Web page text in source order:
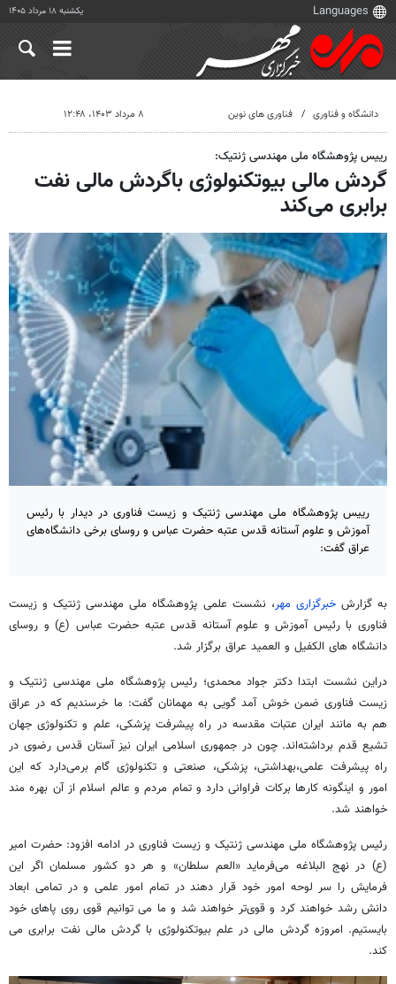
یکشنبه ۱۸ مرداد ۱۴۰۵
دانشگاه و فناوری فناوری های نوین ۸ مرداد ۱۴۰۳، ۱۲:۴۸
رییس پژوهشگاه ملی مهندسی ژنتیک:
گردش مالی بیوتکنولوژی باگردش مالی نفت
برابری می‌کند
رییس پژوهشگاه ملی مهندسی ژنتیک و زیست فناوری در دیدار با رئیس
آموزش و علوم آستانه قدس عتبه حضرت عباس و روسای برخی دانشگاه‌های
عراق گفت:
به گزارشخبرگزاری مهر، نشست علمی پژوهشگاه ملی مهندسی ژنتیک و زیست
فناوری با رئیس آموزش و علوم آستانه قدس عتبه حضرت عباس (ع) و روسای
دانشگاه های الکفیل و العمید عراق برگزار شد.
دراین نشست ابتدا دکتر جواد محمدی؛ رئیس پژوهشگاه ملی مهندسی ژنتیک و
زیست فناوری ضمن خوش آمد گویی به مهمانان گفت: ما خرسندیم که در عراق
هم به مانند ایران عتبات مقدسه در راه پیشرفت پزشکی، علم و تکنولوژی جهان
تشیع قدم برداشته‌اند. چون در جمهوری اسلامی ایران نیز آستان قدس رضوی در
راه پیشرفت علمی،بهداشتی، پزشکی، صنعتی و تکنولوژی گام برمی‌دارد که این
امور و اینگونه کارها برکات فراوانی دارد و تمام مردم و عالم اسلام از آن بهره مند
خواهند شد.
رئیس پژوهشگاه ملی مهندسی ژنتیک و زیست فناوری در ادامه افزود: حضرت امیر
(ع) در نهج البلاغه می‌فرماید «العم سلطان» و هر دو کشور مسلمان اگر این
فرمایش را سر لوحه امور خود قرار دهند در تمام امور علمی و در تمامی ابعاد
دانش رشد خواهند کرد و قوی‌تر خواهند شد و ما می توانیم قوی روی پاهای خود
بایستیم. امروزه گردش مالی در علم بیوتکنولوژی با گردش مالی نفت برابری می
کند.